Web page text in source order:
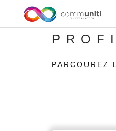
PARCOUREZ